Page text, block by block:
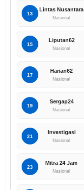
13
Lintas Nusantara
Nasional
15
Liputan62
Nasional
17
Harian62
Nasional
19
Sergap24
Nasional
21
Investigasi
Nasional
23
Mitra 24 Jam
Nasional